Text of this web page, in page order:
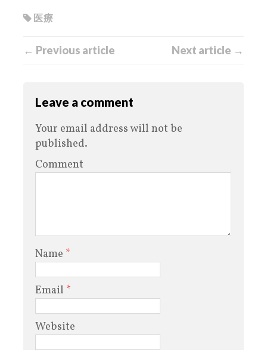
医療
← Previous article Next article →
Leave a comment
Your email address will not be
published.
Comment
Name *
Email *
Website